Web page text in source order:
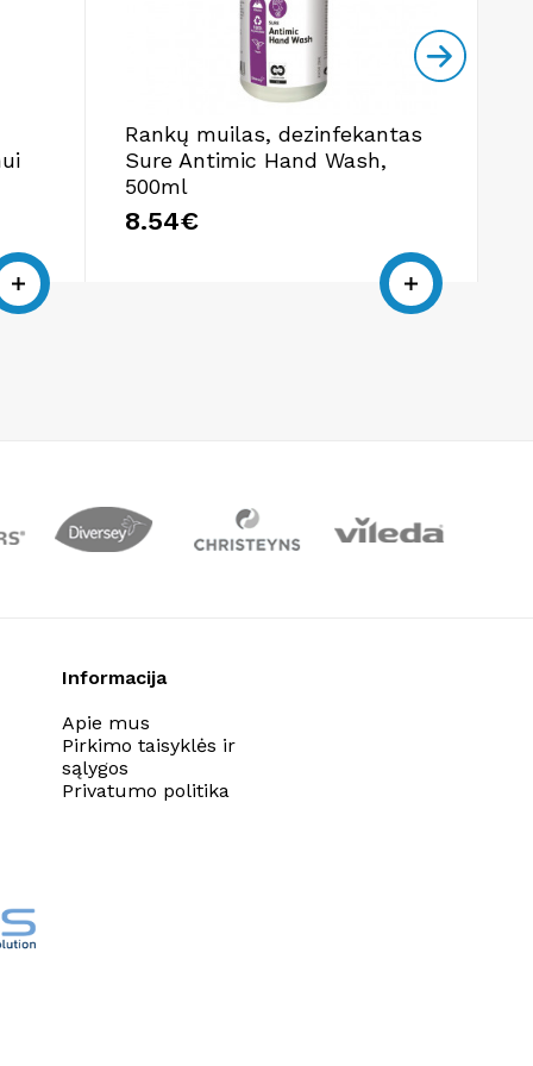
Rankų muilas, dezinfekantas
Sure Antimic Hand Wash,
500ml
8.54€
Informacija
Apie mus
Pirkimo taisyklės ir
sąlygos
Privatumo politika